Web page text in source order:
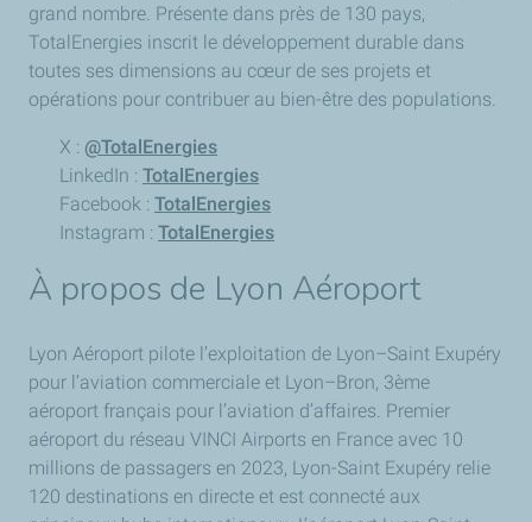
grand nombre. Présente dans près de 130 pays,
TotalEnergies inscrit le développement durable dans
toutes ses dimensions au cœur de ses projets et
opérations pour contribuer au bien-être des populations.
X : @TotalEnergies
LinkedIn : TotalEnergies
Facebook : TotalEnergies
Instagram : TotalEnergies
À propos de Lyon Aéroport
Lyon Aéroport pilote l’exploitation de Lyon–Saint Exupéry
pour l’aviation commerciale et Lyon–Bron, 3ème
aéroport français pour l’aviation d’affaires. Premier
aéroport du réseau VINCI Airports en France avec 10
millions de passagers en 2023, Lyon-Saint Exupéry relie
120 destinations en directe et est connecté aux